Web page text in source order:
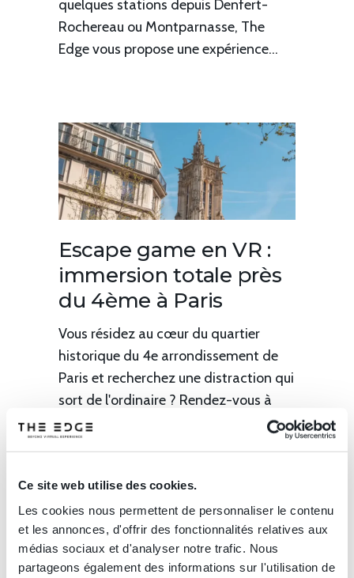
Ce site web utilise des cookies.
Les cookies nous permettent de personnaliser le contenu
et les annonces, d'offrir des fonctionnalités relatives aux
médias sociaux et d'analyser notre trafic. Nous
partageons également des informations sur l'utilisation de
quelques stations depuis Denfert-
Rochereau ou Montparnasse, The
Edge vous propose une expérience...
Escape game en VR :
immersion totale près
du 4ème à Paris
Vous résidez au cœur du quartier
historique du 4e arrondissement de
Paris et recherchez une distraction qui
sort de l'ordinaire ? Rendez-vous à
The Edge, un escape game insolite